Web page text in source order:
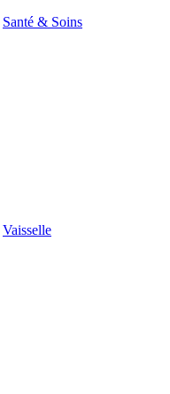
Santé & Soins
Vaisselle